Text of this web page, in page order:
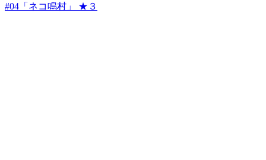
#04「ネコ鳴村」 ★３